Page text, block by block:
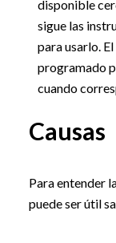
disponible
sigue las
para usarlo.
programado
cuando
Causas
Para entender
puede ser útil